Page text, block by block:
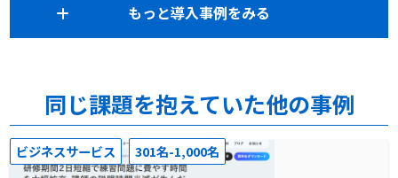
もっと導入事例をみる
同じ課題を抱えていた他の事例
ビジネスサービス 301名-1,000名